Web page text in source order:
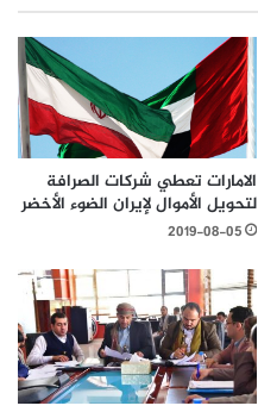
الامارات تعطي شركات الصرافة
لتحويل الأموال لإيران الضوء الأخضر
2019-08-05